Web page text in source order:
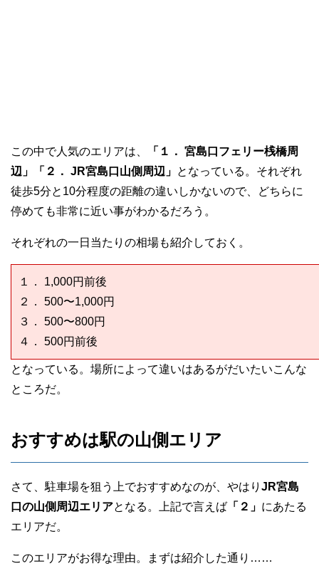
この中で人気のエリアは、
「１． 宮島口フェリー桟橋周
辺」「２． JR宮島口山側周辺」 となっている。それぞれ
徒歩5分と10分程度の距離の違いしかないので、どちらに
停めても非常に近い事がわかるだろう。
それぞれの一日当たりの相場も紹介しておく。
１． 1,000円前後
２． 500〜1,000円
３． 500〜800円
４． 500円前後
となっている。場所によって違いはあるがだいたいこんな
ところだ。
おすすめは駅の山側エリア
さて、駐車場を狙う上でおすすめなのが、やはり JR宮島
口の山側周辺エリアとなる。上記で言えば 「２」 にあたる
エリアだ。
このエリアがお得な理由。まずは紹介した通り……